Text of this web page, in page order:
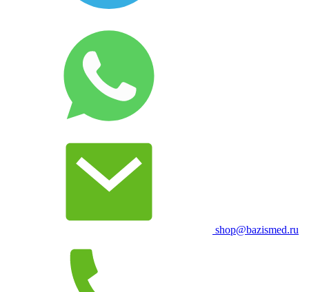
shop@bazismed.ru